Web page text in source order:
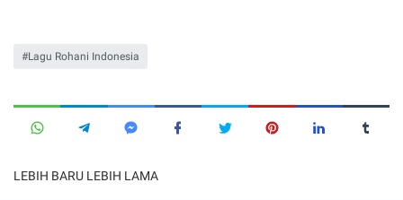
Lagu Rohani Indonesia
LEBIH BARU LEBIH LAMA